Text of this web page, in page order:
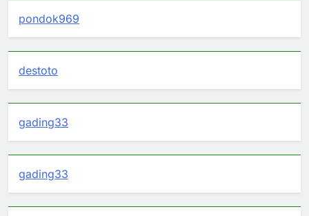
pondok969
destoto
gading33
gading33